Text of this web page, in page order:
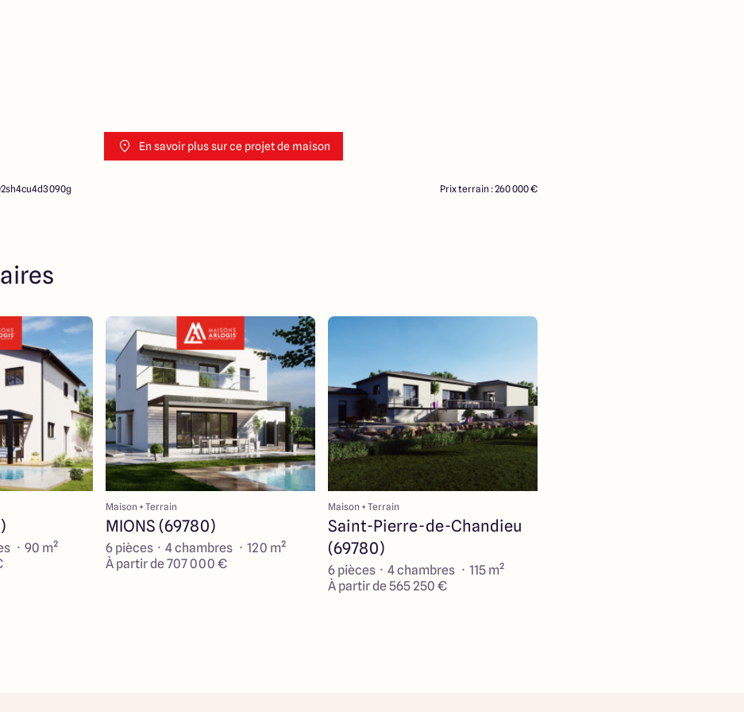
En savoir plus sur ce projet de maison
Prix terrain : 260 000 €
· 90 m²
Maison + Terrain
MIONS (69780)
6 pièces · 4 chambres · 120 m²
À partir de 707 000 €
Maison + Terrain
Saint-Pierre-de-Chandieu
(69780)
6 pièces · 4 chambres · 115 m²
À partir de 565 250 €